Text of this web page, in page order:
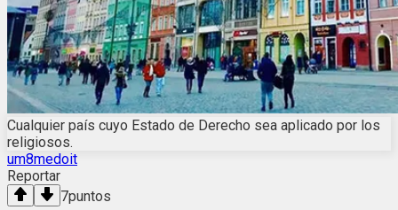
Cualquier país cuyo Estado de Derecho sea aplicado por los
religiosos.
um8medoit
Reportar
7puntos